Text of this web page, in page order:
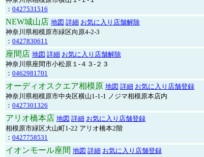
： 0427531516
NEW城山店 地図 詳細 お気に入り店舗解除
神奈川県相模原市緑区向原4-2-3
： 0427830611
座間店 地図 詳細 お気に入り店舗解除
神奈川県座間市小松原１-４３-２３
： 0462981701
オーディオスクエア相模原 地図 詳細 お気に入り店舗登録
神奈川県相模原市中央区横山1-1-1 ノジマ相模原本店内
： 0427301326
アリオ橋本店 地図 詳細 お気に入り店舗登録
相模原市緑区大山町1-22 アリオ橋本2階
： 0427758531
イオンモール座間 地図 詳細 お気に入り店舗登録